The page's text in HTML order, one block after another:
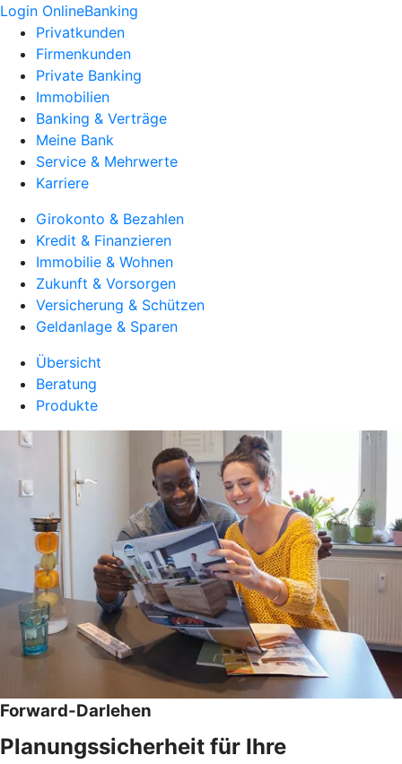
Login OnlineBanking
Privatkunden
Firmenkunden
Private Banking
Immobilien
Banking & Verträge
Meine Bank
Service & Mehrwerte
Karriere
Girokonto & Bezahlen
Kredit & Finanzieren
Immobilie & Wohnen
Zukunft & Vorsorgen
Versicherung & Schützen
Geldanlage & Sparen
Übersicht
Beratung
Produkte
Forward-Darlehen
Planungssicherheit für Ihre